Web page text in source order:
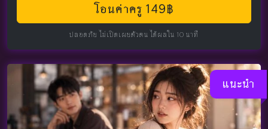
โอนค่าครู 149฿
ปลอดภัย ไม่เปิดเผยตัวตน ได้ผลใน 10 นาที
แนะนำ